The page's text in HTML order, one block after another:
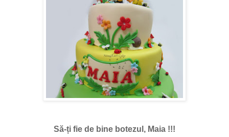
Să-ți fie de bine botezul, Maia !!!